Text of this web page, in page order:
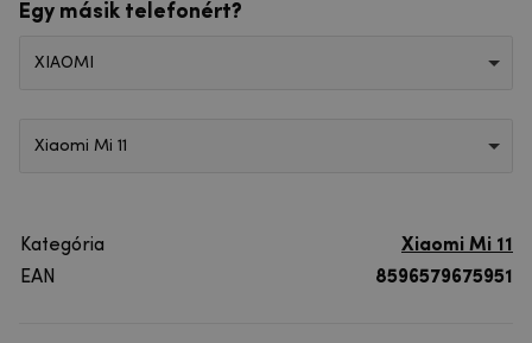
Egy másik telefonért?
XIAOMI
Xiaomi Mi 11
Kategória
Xiaomi Mi 11
EAN
8596579675951